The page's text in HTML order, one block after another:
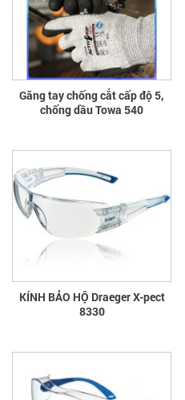
Găng tay chống cắt cấp độ 5,
chống dầu Towa 540
KÍNH BẢO HỘ Draeger X-pect
8330